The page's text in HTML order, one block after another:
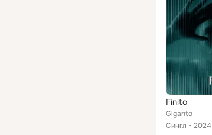
Finito
Giganto
Сингл
2024